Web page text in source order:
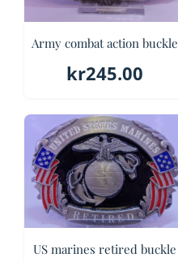
Army combat action buckle
kr245.00
US marines retired buckle